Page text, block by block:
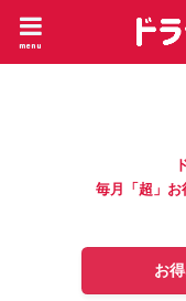
menu
毎月「超」お
お